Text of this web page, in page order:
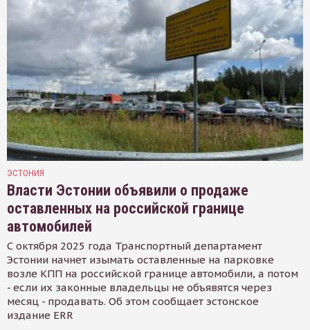
ЭСТОНИЯ
Власти Эстонии объявили о продаже
оставленных на российской границе
автомобилей
С октября 2025 года Транспортный департамент
Эстонии начнет изымать оставленные на парковке
возле КПП на российской границе автомобили, а потом
- если их законные владельцы не объявятся через
месяц - продавать. Об этом сообщает эстонское
издание ERR